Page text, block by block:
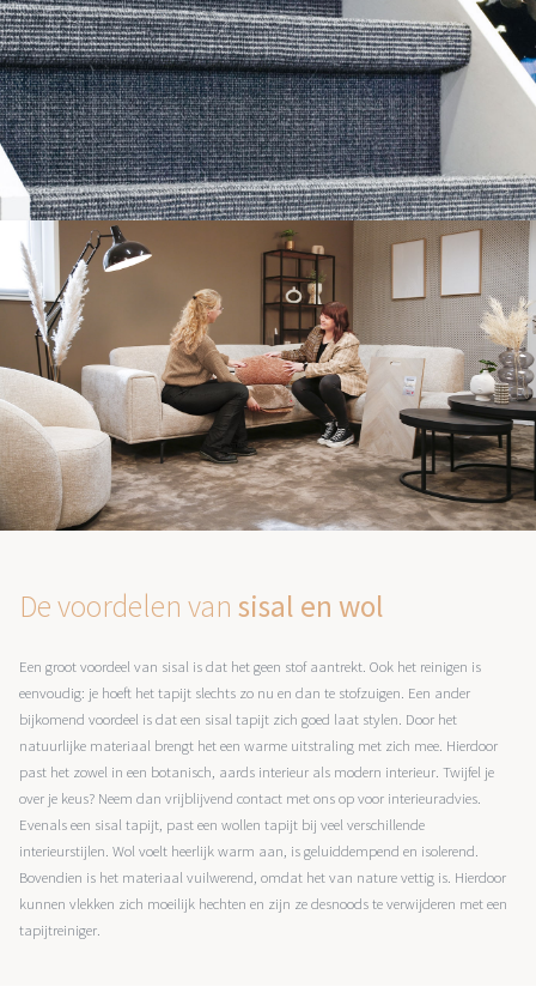
De voordelen van sisal en wol
Een groot voordeel van sisal is dat het geen stof aantrekt. Ook het reinigen is
eenvoudig: je hoeft het tapijt slechts zo nu en dan te stofzuigen. Een ander
bijkomend voordeel is dat een sisal tapijt zich goed laat stylen. Door het
natuurlijke materiaal brengt het een warme uitstraling met zich mee. Hierdoor
past het zowel in een botanisch, aards interieur als modern interieur. Twijfel je
over je keus? Neem dan vrijblijvend contact met ons op voor interieuradvies.
Evenals een sisal tapijt, past een wollen tapijt bij veel verschillende
interieurstijlen. Wol voelt heerlijk warm aan, is geluiddempend en isolerend.
Bovendien is het materiaal vuilwerend, omdat het van nature vettig is. Hierdoor
kunnen vlekken zich moeilijk hechten en zijn ze desnoods te verwijderen met een
tapijtreiniger.